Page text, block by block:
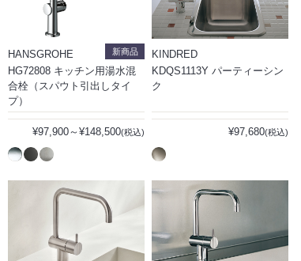
新商品
HANSGROHE
HG72808 キッチン用湯水混
合栓（スパウト引出しタイ
プ）
¥97,900～¥148,500(税込)
KINDRED
KDQS1113Y パーティーシン
ク
¥97,680(税込)